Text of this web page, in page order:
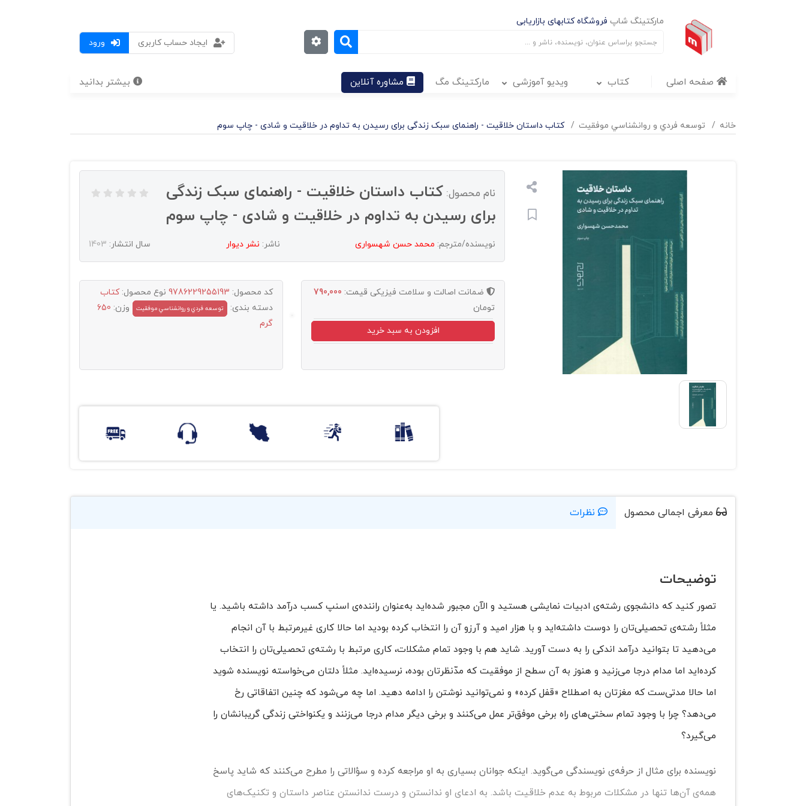
مارکتینگ شاپ فروشگاه کتابهای بازاریابی
ورود
ایجاد حساب کاربری
صفحه اصلی کتاب ویدیو آموزشی مارکتینگ مگ مشاوره آنلاین بیشتر بدانید
خانه توسعه فردي و روانشناسي موفقيت کتاب داستان خلاقیت - راهنمای سبک زندگی برای رسیدن به تداوم در خلاقیت و شادی - چاپ سوم
نام محصول: کتاب داستان خلاقیت - راهنمای سبک زندگی
برای رسیدن به تداوم در خلاقیت و شادی - چاپ سوم
نویسنده/مترجم: محمد حسن شهسواری ناشر: نشر دیوار سال انتشار: 1403
ضمانت اصالت و سلامت فیزیکی قیمت: 790,000
تومان
افزودن به سبد خرید
کد محصول: 9786229255193 نوع محصول:کتاب
دسته بندی:
توسعه فردي و روانشناسي موفقيت وزن: 650
گرم
معرفی اجمالی محصول نظرات
توضیحات
تصور کنید که دانشجوی رشته‌ی ادبیات نمایشی هستید و الآن مجبور شده‌اید به‌عنوان راننده‌ی اسنپ کسب درآمد داشته باشید. یا
مثلاً رشته‌ی تحصیلی‌تان را دوست داشته‌اید و با هزار امید و آرزو آن را انتخاب کرده بودید اما حالا کاری غیرمرتبط با آن انجام
می‌دهید تا بتوانید درآمد اندکی را به دست آورید. شاید هم با وجود تمام مشکلات، کاری مرتبط با رشته‌ی تحصیلی‌تان را انتخاب
کرده‌اید اما مدام درجا می‌زنید و هنوز به آن سطح از موفقیت که مدّنظرتان بوده، نرسیده‌اید. مثلاً دلتان می‌خواسته نویسنده شوید
اما حالا مدتی‌ست که مغزتان به اصطلاح «قفل کرده» و نمی‌توانید نوشتن را ادامه دهید. اما چه می‌شود که چنین اتفاقاتی رخ
می‌دهد؟ چرا با وجود تمام سختی‌های راه برخی موفق‌تر عمل می‌کنند و برخی دیگر مدام درجا می‌زنند و یکنواختی زندگی گریبانشان را
می‌گیرد؟
نویسنده برای مثال از حرفه‌ی نویسندگی می‌گوید. اینکه جوانان بسیاری به او مراجعه کرده و سؤالاتی را مطرح می‌کنند که شاید پاسخ
همه‌ی آن‌ها تنها در مشکلات مربوط به عدم خلاقیت باشد. به ادعای او ندانستن و درست ندانستن عناصر داستان و تکنیک‌های